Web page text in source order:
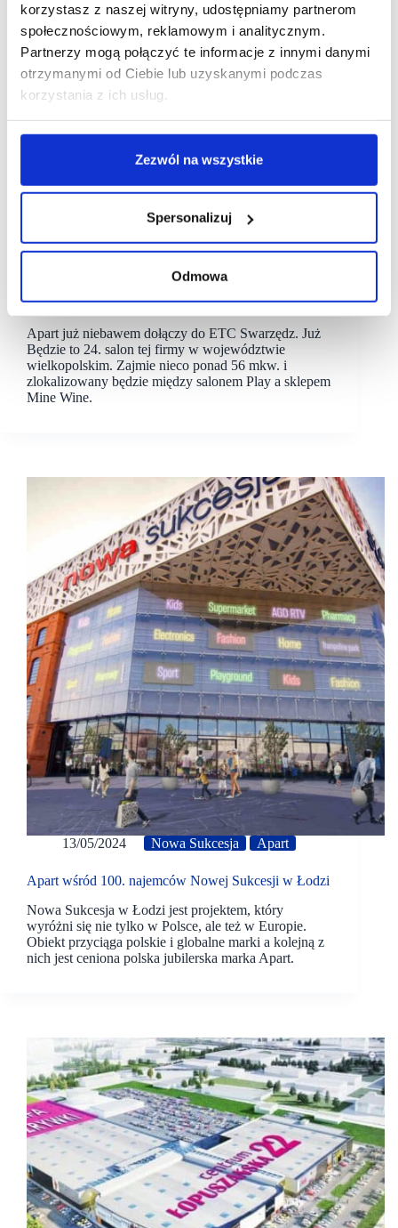
korzystasz z naszej witryny, udostępniamy partnerom
społecznościowym, reklamowym i analitycznym.
Partnerzy mogą połączyć te informacje z innymi danymi
otrzymanymi od Ciebie lub uzyskanymi podczas
korzystania z ich usług.
Zezwól na wszystkie
Spersonalizuj
Odmowa
30/07/2024
ETC Swarzędz z coraz atrakcyjniejszą ofertą
Apart już niebawem dołączy do ETC Swarzędz. Już
Będzie to 24. salon tej firmy w województwie
wielkopolskim. Zajmie nieco ponad 56 mkw. i
zlokalizowany będzie między salonem Play a sklepem
Mine Wine.
13/05/2024 Nowa Sukcesja Apart
Apart wśród 100. najemców Nowej Sukcesji w Łodzi
Nowa Sukcesja w Łodzi jest projektem, który
wyróżni się nie tylko w Polsce, ale też w Europie.
Obiekt przyciąga polskie i globalne marki a kolejną z
nich jest ceniona polska jubilerska marka Apart.